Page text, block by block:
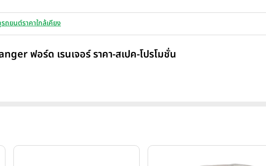
ถยนต์ราคาใกล้เคียง
ฟอร์ด เรนเจอร์ ราคา-สเปค-โปรโมชั่น